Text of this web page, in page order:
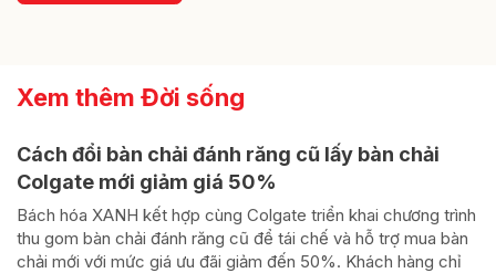
Xem thêm Đời sống
Cách đổi bàn chải đánh răng cũ lấy bàn chải
Colgate mới giảm giá 50%
Bách hóa XANH kết hợp cùng Colgate triển khai chương trình
thu gom bàn chải đánh răng cũ để tái chế và hỗ trợ mua bàn
chải mới với mức giá ưu đãi giảm đến 50%. Khách hàng chỉ